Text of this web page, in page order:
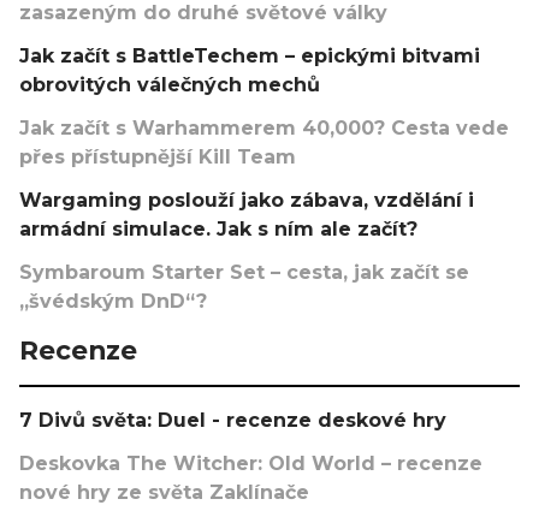
zasazeným do druhé světové války
Jak začít s BattleTechem – epickými bitvami
obrovitých válečných mechů
Jak začít s Warhammerem 40,000? Cesta vede
přes přístupnější Kill Team
Wargaming poslouží jako zábava, vzdělání i
armádní simulace. Jak s ním ale začít?
Symbaroum Starter Set – cesta, jak začít se
„švédským DnD“?
Recenze
7 Divů světa: Duel - recenze deskové hry
Deskovka The Witcher: Old World – recenze
nové hry ze světa Zaklínače